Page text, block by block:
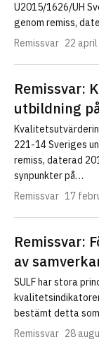
U2015/1626/UH
genom remiss,
Remissvar 22
Remissvar:
utbildning
221-14 Sveriges
remiss, daterad
synpunkter på…
Remissvar 17
Remissvar:
av
SULF har stora
bestämt detta
Remissvar 28